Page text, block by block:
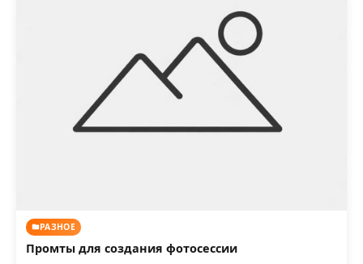
РАЗНОЕ
Промты для создания фотосессии